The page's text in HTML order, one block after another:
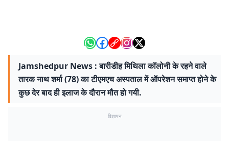
Jamshedpur News : बारीडीह मिथिला कॉलोनी के रहने वाले
तारक नाथ शर्मा (78) का टीएमएच अस्पताल में ऑपरेशन समाप्त होने के
कुछ देर बाद ही इलाज के दौरान मौत हो गयी.
विज्ञापन